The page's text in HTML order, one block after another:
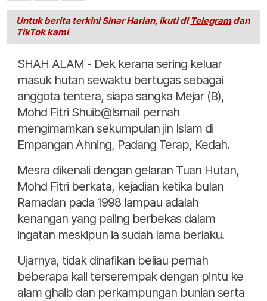
Untuk berita terkini Sinar Harian, ikuti di Telegramdan
TikTokkami
SHAH ALAM - Dek kerana sering keluar
masuk hutan sewaktu bertugas sebagai
anggota tentera, siapa sangka Mejar (B),
Mohd Fitri Shuib@Ismail pernah
mengimamkan sekumpulan jin Islam di
Empangan Ahning, Padang Terap, Kedah.
Mesra dikenali dengan gelaran Tuan Hutan,
Mohd Fitri berkata, kejadian ketika bulan
Ramadan pada 1998 lampau adalah
kenangan yang paling berbekas dalam
ingatan meskipun ia sudah lama berlaku.
Ujarnya, tidak dinafikan beliau pernah
beberapa kali terserempak dengan pintu ke
alam ghaib dan perkampungan bunian serta